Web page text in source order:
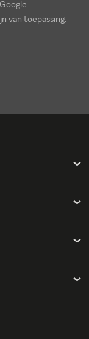
van toepassing.